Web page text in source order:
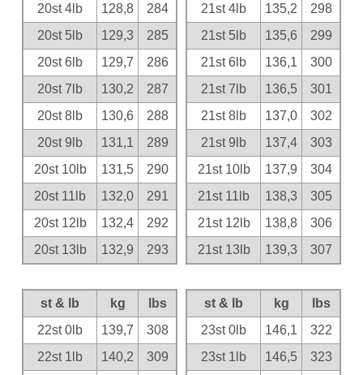
20st 4lb
128,8
284
20st 5lb
129,3
285
20st 6lb
129,7
286
20st 7lb
130,2
287
20st 8lb
130,6
288
20st 9lb
131,1
289
20st 10lb
131,5
290
20st 11lb
132,0
291
20st 12lb
132,4
292
20st 13lb
132,9 293
21st 4lb
135,2
298
21st 5lb
135,6
299
21st 6lb
136,1
300
21st 7lb
136,5
301
21st 8lb
137,0
302
21st 9lb
137,4
303
21st 10lb
137,9
304
21st 11lb
138,3
305
21st 12lb
138,8
306
21st 13lb
139,3 307
st & lb kg
lbs
22st 0lb
139,7
308
22st 1lb
140,2
309
st & lb kg
lbs
23st 0lb
146,1
322
23st 1lb
146,5
323